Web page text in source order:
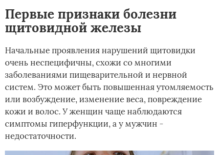
Первые признаки болезни
щитовидной железы
Начальные проявления нарушений щитовидки
очень неспецифичны, схожи со многими
заболеваниями пищеварительной и нервной
систем. Это может быть повышенная утомляемость
или возбуждение, изменение веса, повреждение
кожи и волос. У женщин чаще наблюдаются
симптомы гиперфункции, а у мужчин -
недостаточности.